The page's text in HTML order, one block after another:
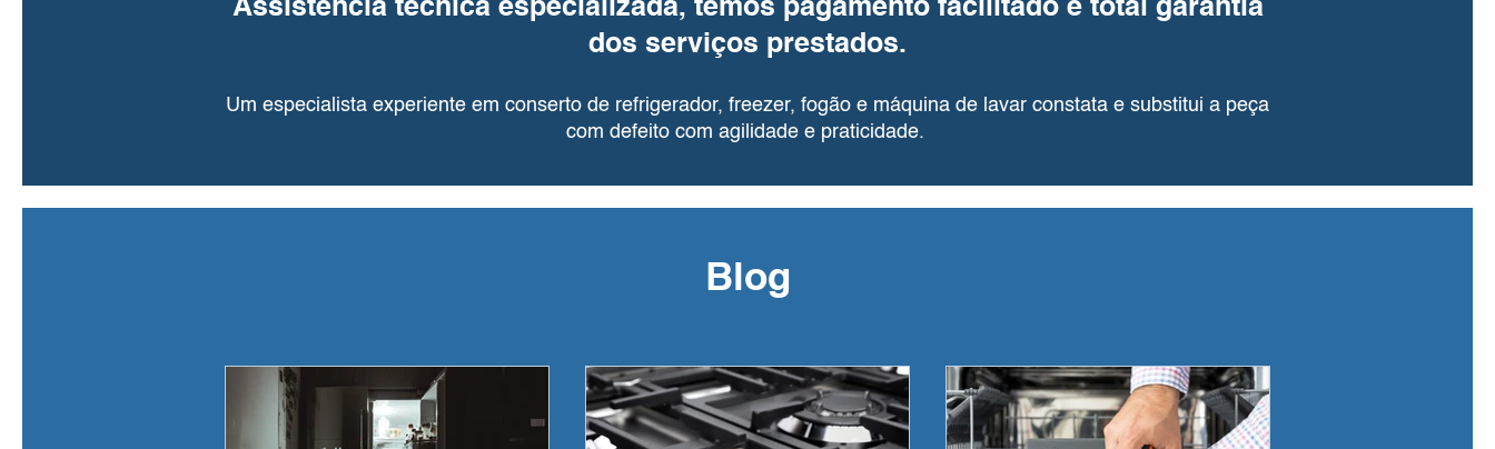
Assistência técnica especializada, temos pagamento facilitado e total garantia
dos serviços prestados.
Um especialista experiente em conserto de refrigerador, freezer, fogão e máquina de lavar constata e substitui a peça
com defeito com agilidade e praticidade.
Blog